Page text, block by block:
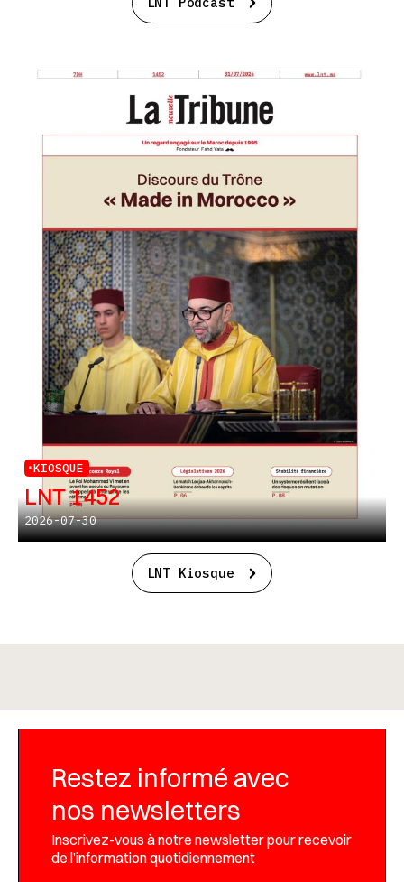
KIOSQUE
LNT 1452
2026-07-30
LNT Kiosque
Restez informé avec
nos newsletters
Inscrivez-vous à notre newsletter pour recevoir
de l’information quotidiennement